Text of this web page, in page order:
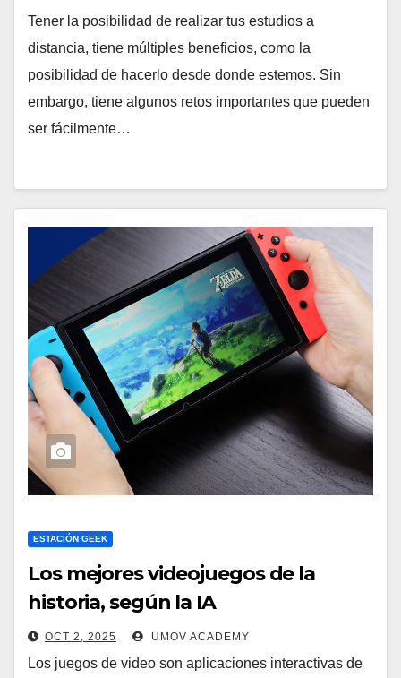
Tener la posibilidad de realizar tus estudios a
distancia, tiene múltiples beneficios, como la
posibilidad de hacerlo desde donde estemos. Sin
embargo, tiene algunos retos importantes que pueden
ser fácilmente…
ESTACIÓN GEEK
Los mejores videojuegos de la
historia, según la IA
OCT 2, 2025 UMOV ACADEMY
Los juegos de video son aplicaciones interactivas de